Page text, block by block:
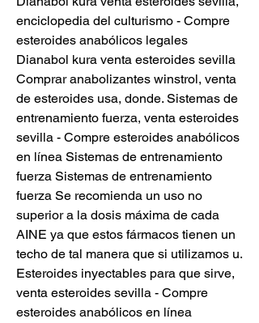
enciclopedia del culturismo - Compre
esteroides anabólicos legales
Dianabol kura venta esteroides sevilla
Comprar anabolizantes winstrol, venta
de esteroides usa, donde. Sistemas de
entrenamiento fuerza, venta esteroides
sevilla - Compre esteroides anabólicos
en línea Sistemas de entrenamiento
fuerza Sistemas de entrenamiento
fuerza Se recomienda un uso no
superior a la dosis máxima de cada
AINE ya que estos fármacos tienen un
techo de tal manera que si utilizamos u.
Esteroides inyectables para que sirve,
venta esteroides sevilla - Compre
esteroides anabólicos en línea